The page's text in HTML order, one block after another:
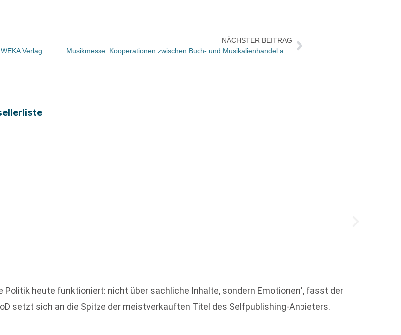
Verlag
NÄCHSTER BEITRAG
Politik heute funktioniert: nicht über sachliche Inhalte, sondern Emotionen", fasst der
setzt sich an die Spitze der meistverkauften Titel des Selfpublishing-Anbieters.